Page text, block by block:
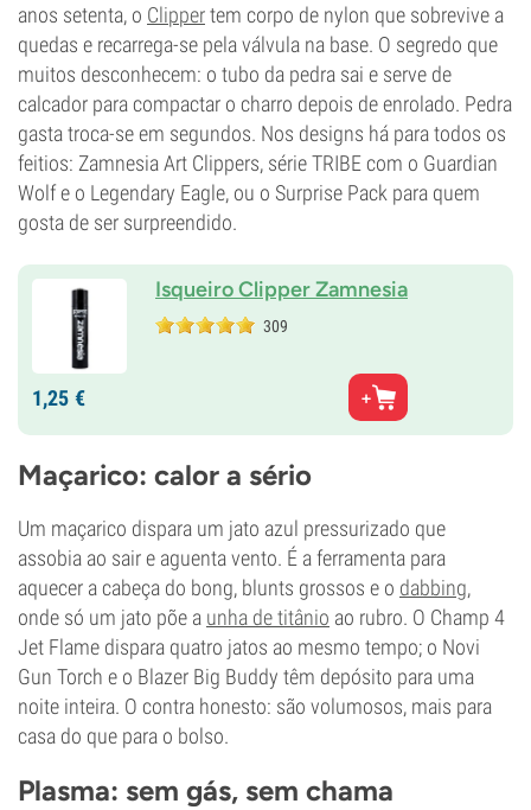
anos setenta, o Clippertem corpo de nylon que sobrevive a
quedas e recarrega-se pela válvula na base. O segredo que
muitos desconhecem: o tubo da pedra sai e serve de
calcador para compactar o charro depois de enrolado. Pedra
gasta troca-se em segundos. Nos designs há para todos os
feitios: Zamnesia Art Clippers, série TRIBE com o Guardian
Wolf e o Legendary Eagle, ou o Surprise Pack para quem
gosta de ser surpreendido.
Isqueiro Clipper Zamnesia
309
1,25 €
Maçarico: calor a sério
Um maçarico dispara um jato azul pressurizado que
assobia ao sair e aguenta vento. É a ferramenta para
aquecer a cabeça do bong, blunts grossos e o dabbing,
onde só um jato põe a unha de titânio ao rubro. O Champ 4
Jet Flame dispara quatro jatos ao mesmo tempo; o Novi
Gun Torch e o Blazer Big Buddy têm depósito para uma
noite inteira. O contra honesto: são volumosos, mais para
casa do que para o bolso.
Plasma: sem gás, sem chama